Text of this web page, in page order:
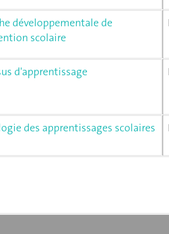
développementale de
scolaire
d'apprentissage
des apprentissages scolaires